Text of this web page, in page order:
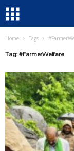
Home Tags
Tag: #FarmerWelfare